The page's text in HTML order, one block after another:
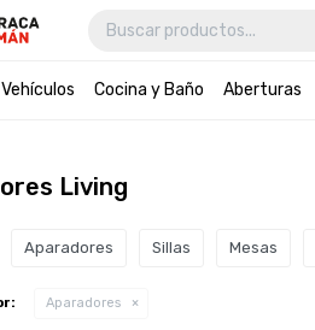
Vehículos Cocina y Baño Aberturas
Living
Aparadores Sillas Mesas
Aparadores